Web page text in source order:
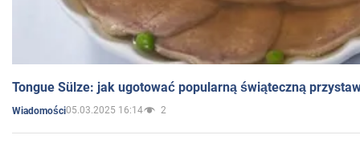
Tongue Sülze: jak ugotować popularną świąteczną
Wiadomości05.03.2025 16:14 2